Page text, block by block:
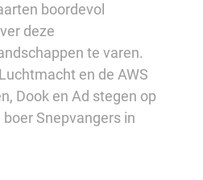
boordevol
deze
te varen.
en de AWS
Dook en Ad stegen op
Snepvangers in